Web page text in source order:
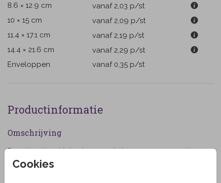
Cookies
8.6 × 12.9 cm
vanaf 2,03 p/st
10 × 15 cm
vanaf 2,09 p/st
11.4 × 17.1 cm
vanaf 2,19 p/st
14.4 × 21.6 cm
vanaf 2,29 p/st
Enveloppen
vanaf 0,35 p/st
Productinformatie
Omschrijving
Rouwkaart met tekening van de kop van een paard
voor een paarden-liefhebber. De kleur van de